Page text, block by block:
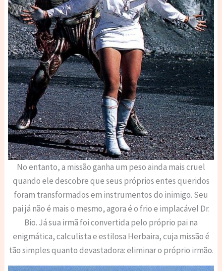
No entanto, a missão ganha um peso ainda mais cruel
quando ele descobre que seus próprios entes queridos
foram transformados em instrumentos do inimigo. Seu
pai já não é mais o mesmo, agora é o frio e implacável Dr.
Bio. Já sua irmã foi convertida pelo próprio pai na
enigmática, calculista e estilosa Herbaira, cuja missão é
tão simples quanto devastadora: eliminar o próprio irmão.